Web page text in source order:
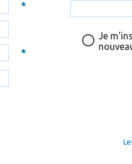
*
*
Je